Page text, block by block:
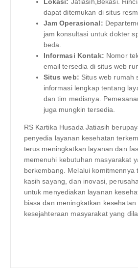
dapat ditemukan di situs
Jam Operasional:
jam konsultasi untuk dokter
beda.
Informasi Kontak: Nomor
email tersedia di situs web
Situs web: Situs web rumah
informasi lengkap tentang
dan tim medisnya.
juga mungkin tersedia.
RS Kartika Husada Jatiasih
penyedia layanan kesehatan
terus meningkatkan layanan dan
memenuhi kebutuhan masyarakat
berkembang. Melalui komitmennya
kasih sayang, dan inovasi,
untuk menyediakan layanan
biasa dan meningkatkan kesehatan
kesejahteraan masyarakat yang